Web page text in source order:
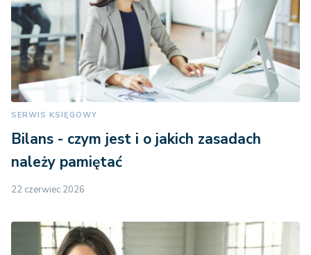
SERWIS KSIĘGOWY
Bilans - czym jest i o jakich zasadach
należy pamiętać
22 czerwiec 2026